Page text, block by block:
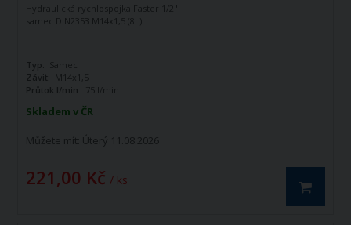
Skladem v ČR
Můžete mít: Úterý 11.08.2026
221,00 Kč / ks
Hydraulická rychlospojka Faster 1/2"
samec DIN2353 M14x1,5 (8L)
Typ:
Samec
Závit: M14x1,5
Průtok l/min:
75 l/min